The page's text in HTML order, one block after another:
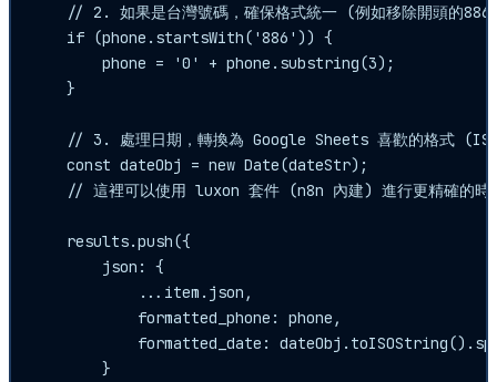
// 2. 如果是台灣號碼，確保格式統一 (例如移除開頭的886
    if (phone.startsWith('886')) {
        phone = '0' + phone.substring(3);
    }
// 3. 處理日期，轉換為 Google Sheets 喜歡的格式
    const dateObj = new Date(dateStr);
// 這裡可以使用 luxon 套件 (n8n 內建) 進行更精確的時
    results.push({
        json: {
            ...item.json,
            formatted_phone: phone,
formatted_date:
        }